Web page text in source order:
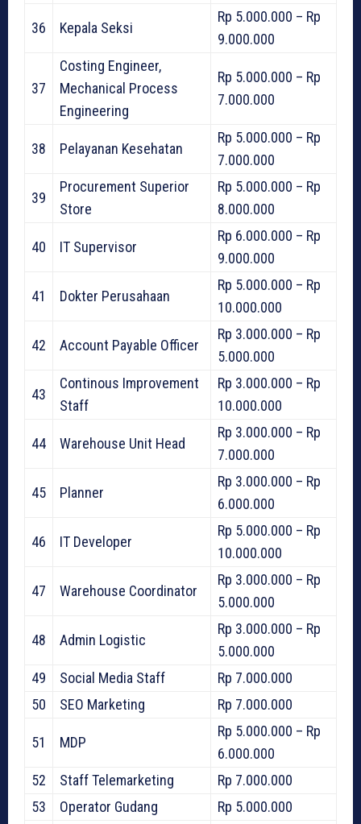
36 Kepala Seksi
Rp 5.000.000 – Rp
9.000.000
37
Costing Engineer,
Mechanical Process
Engineering
Rp 5.000.000 – Rp
7.000.000
38 Pelayanan Kesehatan
Rp 5.000.000 – Rp
7.000.000
39
Procurement Superior
Store
Rp 5.000.000 – Rp
8.000.000
40 IT Supervisor
Rp 6.000.000 – Rp
9.000.000
41 Dokter Perusahaan
Rp 5.000.000 – Rp
10.000.000
42 Account Payable Officer
Rp 3.000.000 – Rp
5.000.000
43
Continous Improvement
Staff
Rp 3.000.000 – Rp
10.000.000
44 Warehouse Unit Head
Rp 3.000.000 – Rp
7.000.000
45 Planner
Rp 3.000.000 – Rp
6.000.000
46 IT Developer
Rp 5.000.000 – Rp
10.000.000
47 Warehouse Coordinator
Rp 3.000.000 – Rp
5.000.000
48 Admin Logistic
Rp 3.000.000 – Rp
5.000.000
49
Social Media Staff
Rp 7.000.000
50
SEO Marketing Rp 7.000.000
51 MDP
Rp 5.000.000 – Rp
6.000.000
52
Staff Telemarketing
Rp 7.000.000
53
Operator Gudang Rp 5.000.000